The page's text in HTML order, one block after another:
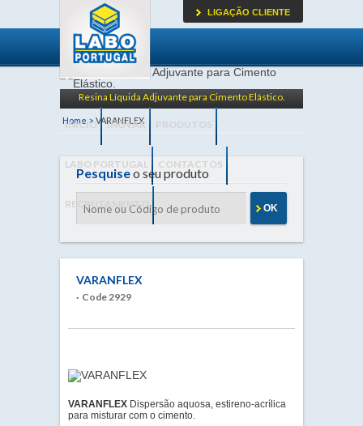
INICIO INOVAR PRODUTOS
LABO PORTUGAL CONTACTOS
RECRUTAMENTO
LIGAÇÃO CLIENTE
Resina Líquida Adjuvante para Cimento Elástico.
Home > VARANFLEX
Pesquiseo seu produto
OK
VARANFLEX
· Code 2929
VARANFLEX Dispersão aquosa, estireno-acrílica
para misturar com o cimento.